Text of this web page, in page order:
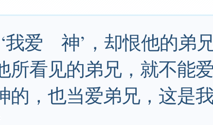
我爱 神’，却恨他的弟
所看见的弟兄，就不能
，也当爱弟兄，这是